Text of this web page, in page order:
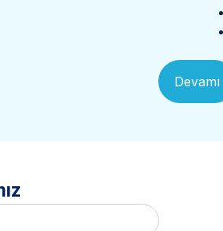
Devamı